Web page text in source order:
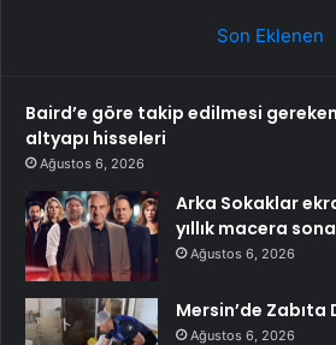
Son Eklenen
Baird’e göre takip edilmesi
altyapı hisseleri
Ağustos 6, 2026
Arka Sokaklar
yıllık macera
Ağustos 6, 2026
Mersin’de Zabıta
Ağustos 6, 2026